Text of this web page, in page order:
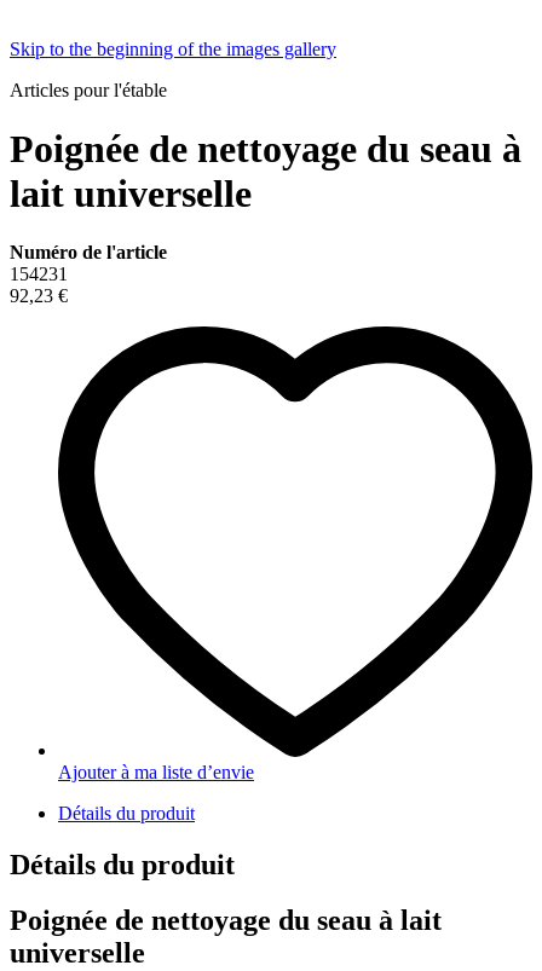
Skip to the beginning of the images gallery
Articles pour l'étable
Poignée de nettoyage du seau à
lait universelle
Numéro de l'article
154231
92,23 €
Ajouter à ma liste d’envie
Détails du produit
Détails du produit
Poignée de nettoyage du seau à lait
universelle